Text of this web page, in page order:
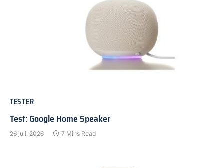
TESTER
Test: Google Home Speaker
26 juli, 2026 7 Mins Read